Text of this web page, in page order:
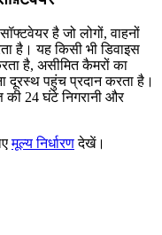
है जो लोगों, वाहनों
है। यह किसी भी डिवाइस
है, असीमित कैमरों का
दूरस्थ पहुंच प्रदान करता है।
24 घंटे निगरानी और
मूल्य निर्धारणदेखें।